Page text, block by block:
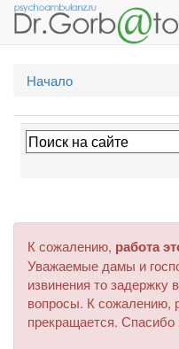
Начало
К сожалению, работа
Уважаемые дамы и
извинения то задержку
вопросы. К сожалению,
прекращается. Спасибо